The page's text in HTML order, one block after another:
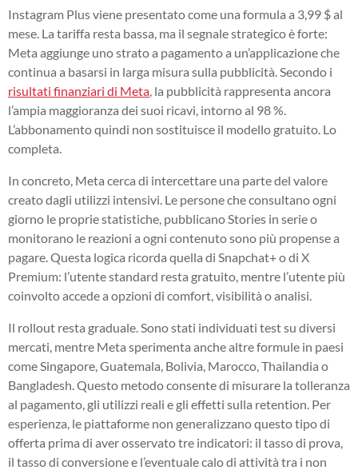
Instagram Plus viene presentato come una formula a 3,99 $ al
mese. La tariffa resta bassa, ma il segnale strategico è forte:
Meta aggiunge uno strato a pagamento a un’applicazione che
continua a basarsi in larga misura sulla pubblicità. Secondo i
risultati finanziari di Meta , la pubblicità rappresenta ancora
l’ampia maggioranza dei suoi ricavi, intorno al 98 %.
L’abbonamento quindi non sostituisce il modello gratuito. Lo
completa.
In concreto, Meta cerca di intercettare una parte del valore
creato dagli utilizzi intensivi. Le persone che consultano ogni
giorno le proprie statistiche, pubblicano Stories in serie o
monitorano le reazioni a ogni contenuto sono più propense a
pagare. Questa logica ricorda quella di Snapchat+ o di X
Premium: l’utente standard resta gratuito, mentre l’utente più
coinvolto accede a opzioni di comfort, visibilità o analisi.
Il rollout resta graduale. Sono stati individuati test su diversi
mercati, mentre Meta sperimenta anche altre formule in paesi
come Singapore, Guatemala, Bolivia, Marocco, Thailandia o
Bangladesh. Questo metodo consente di misurare la tolleranza
al pagamento, gli utilizzi reali e gli effetti sulla retention. Per
esperienza, le piattaforme non generalizzano questo tipo di
offerta prima di aver osservato tre indicatori: il tasso di prova,
il tasso di conversione e l’eventuale calo di attività tra i non